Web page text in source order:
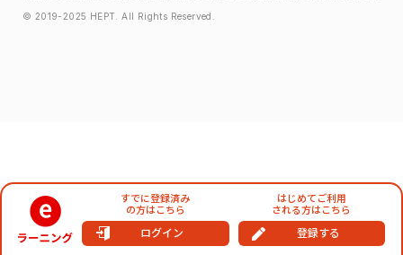
© 2019-2025 HEPT. All Rights Reserved.
すでに登録済み
の方はこちら
ログイン
はじめてご利用
される方はこちら
登録する